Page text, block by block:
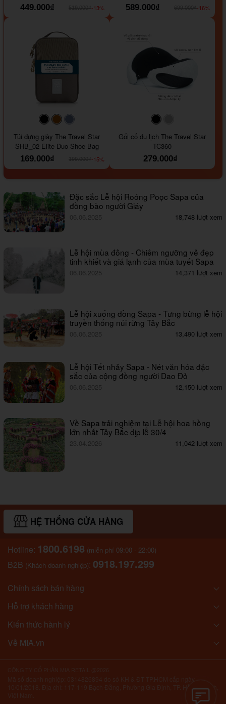
449.000₫
-13%
589.000₫
-16%
#000000#964B00
Túi đựng giày The Travel Star
SHB_02 Elite Duo Shoe Bag
169.000₫
-15%
Gối cổ du lịch The Travel Star
TC360
279.000₫
Đặc sắc Lễ hội Roóng Poọc Sapa của
đồng bào người Giáy
06.06.2025 18,748 lượt xem
Lễ hội mùa đông - Chiêm ngưỡng vẻ đẹp
tinh khiết và giá lạnh của mùa tuyết Sapa
06.06.2025 14,371 lượt xem
Lễ hội xuống đồng Sapa - Tưng bừng lễ hội
truyền thống núi rừng Tây Bắc
06.06.2025 13,490 lượt xem
Lễ hội Tết nhảy Sapa - Nét văn hóa đặc
sắc của cộng đồng người Dao Đỏ
06.06.2025 12,150 lượt xem
Về Sapa trải nghiệm tại Lễ hội hoa hồng
lớn nhất Tây Bắc dịp lễ 30/4
23.04.2026 11,042 lượt xem
HỆ THỐNG CỬA HÀNG
Hotline: 1800.6198 (miễn phí 09:00 - 22:00)
B2B (Khách doanh nghiệp): 0918.197.299
Chính sách bán hàng
Hỗ trợ khách hàng
Kiến thức hành lý
Về MIA.vn
10/01/2018. Địa chỉ: 117-119 Bạch Đằng, Phường Gia Định, TP. Hồ Chí Minh,